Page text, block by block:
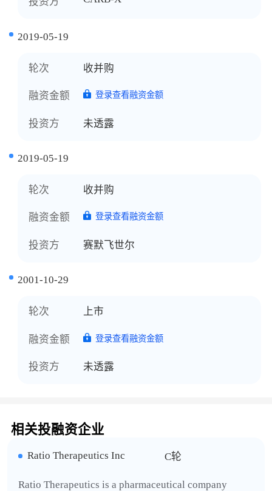
2019-05-19
轮次 收并购
融资金额 登录查看融资金额
投资方 未透露
2019-05-19
轮次 收并购
融资金额 登录查看融资金额
投资方 赛默飞世尔
2001-10-29
轮次 上市
融资金额 登录查看融资金额
投资方 未透露
相关投融资企业
Ratio Therapeutics Inc C轮
Ratio Therapeutics is a pharmaceutical company